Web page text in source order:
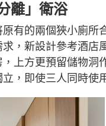
離」衛浴
有的兩個狹小廁
求，新設計參考酒
上方更預留儲物洞
，即使三人同時使